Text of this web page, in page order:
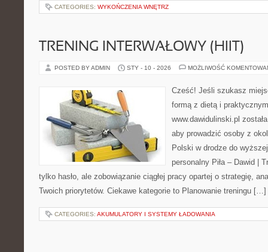
CATEGORIES: WYKOŃCZENIA WNĘTRZ
TRENING INTERWAŁOWY (HIIT)
POSTED BY ADMIN STY - 10 - 2026 MOŻLIWOŚĆ
Cześć! Jeśli szukasz
formą z dietą i
www.dawidulinski.pl
aby prowadzić osoby z
Polski w drodze do
personalny Piła – Dawid |
tylko hasło, ale zobowiązanie ciągłej pracy opartej o strategię,
Twoich priorytetów. Ciekawe kategorie to Planowanie treningu […]
CATEGORIES: AKUMULATORY I SYSTEMY ŁADOWANIA